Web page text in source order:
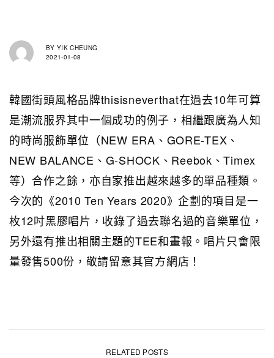
BY YIK CHEUNG
2021-01-08
韓國街頭風格品牌thisisneverthat在過去10年可算
是潮流服界其中一個成功的例子，相繼跟廣為人知
的時尚服飾單位（NEW ERA、GORE-TEX、
NEW BALANCE、G-SHOCK、Reebok、Timex
等）合作之餘，亦自家推出越來越多的單品種類。
今次的《2010 Ten Years 2020》企劃的項目是一
枚12吋黑膠唱片，收錄了過去聯名過的音樂單位，
另外還有推出相關主題的TEE和畫報。唱片只會限
量發售500份，敬請留意其官方網店！
RELATED POSTS